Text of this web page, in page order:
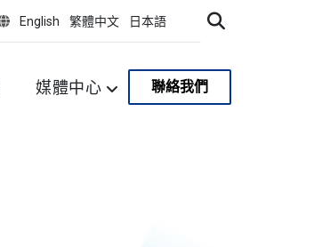
English 繁體中文 日本語
聯絡我們
媒體中心